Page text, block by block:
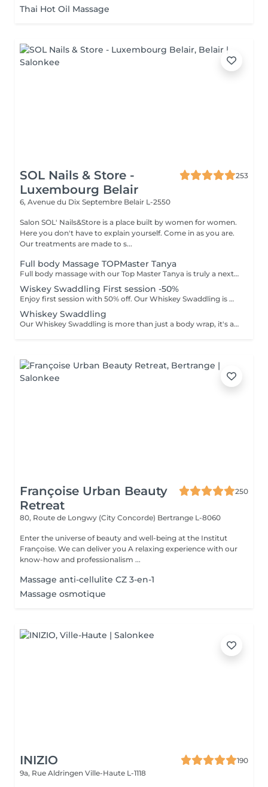
Thai Hot Oil Massage
SOL Nails & Store -
Luxembourg Belair
253
6, Avenue du Dix Septembre Belair L-2550
Salon SOL' Nails&Store is a place built by women for women.
Here you don't have to explain yourself. Come in as you are.
Our treatments are made to s...
Full body Massage TOPMaster Tanya
Full body massage with our Top Master Tanya is truly a next-level experience. With more than 10 years of professional experience, she has an exceptional understanding of the body and its individual needs. Tanya adapts her technique exactly to what your body requires, often sensing it even before you do. This type of massage is designed to release tension, improve circulation, and promote deep relaxation. The treatment typically focuses on the back, shoulders, arms, legs, and other key tension areas, using smooth, flowing, and soothing massage techniques. Result: a feeling of lightness, relaxation, and renewed body comfort. Recommended frequency: from once a week to once a month, depending on your personal needs and stress level.
Wiskey Swaddling First session -50%
Enjoy first session with 50% off. Our Whiskey Swaddling is more than just a body wrap, it's a full-body ritual designed to detox, tone, and deeply nourish your skin. We tailor the wrap to your needs using active-rich formulas, then wrap you in bandages, film, and warmth to boost results. The gentle contrast in temperature combined with potent actives works wonders and the results speak for themselves: Benefits: -Body detox & inch loss -Firmer, smoother skin -Improved tone & circulation
Whiskey Swaddling
Our Whiskey Swaddling is more than just a body wrap, it's a full-body ritual designed to detox, tone, and deeply nourish your skin. We tailor the wrap to your needs using active-rich formulas, then wrap you in bandages, film, and warmth to boost results. The gentle contrast in temperature combined with potent actives works wonders and the results speak for themselves: Benefits: -Body detox & inch loss -Firmer, smoother skin -Improved tone & circulation
Françoise Urban Beauty
Retreat
250
80, Route de Longwy (City Concorde) Bertrange L-8060
Enter the universe of beauty and well-being at the Institut
Françoise. We can deliver you A relaxing experience with our
know-how and professionalism ...
Massage anti-cellulite CZ 3-en-1
Massage osmotique
INIZIO
190
9a, Rue Aldringen Ville-Haute L-1118